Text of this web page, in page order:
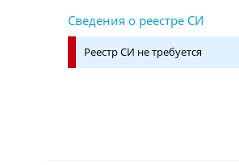
Реестр СИ не требуется